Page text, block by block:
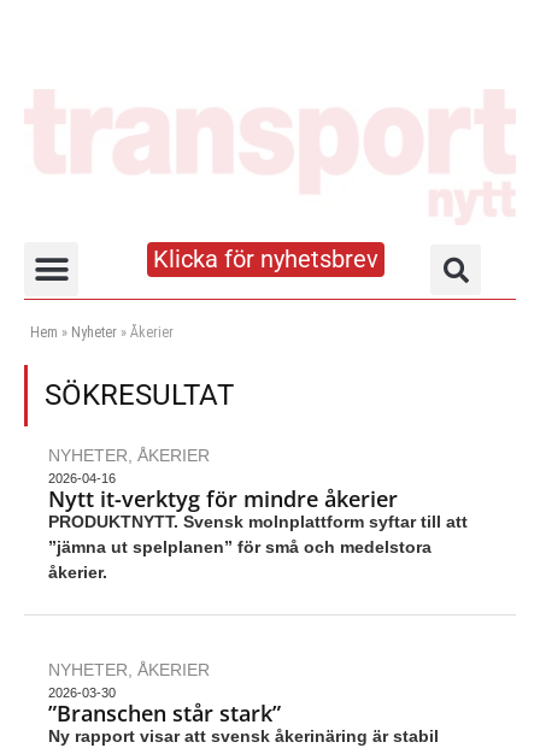
Klicka för nyhetsbrev
Hem » Nyheter » Åkerier
SÖKRESULTAT
NYHETER, ÅKERIER
2026-04-16
Nytt it-verktyg för mindre åkerier
PRODUKTNYTT. Svensk molnplattform syftar till att
”jämna ut spelplanen” för små och medelstora
åkerier.
NYHETER, ÅKERIER
2026-03-30
”Branschen står stark”
Ny rapport visar att svensk åkerinäring är stabil